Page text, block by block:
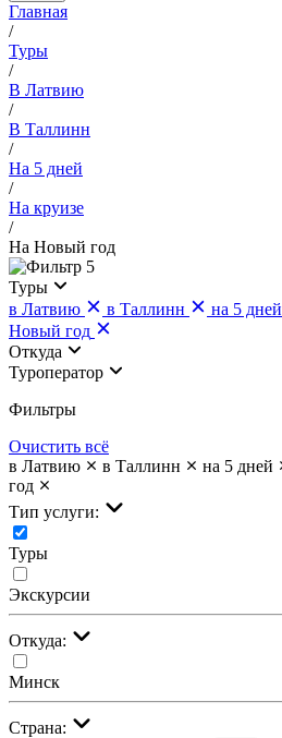
Главная
/
Туры
/
В Латвию
/
В Таллинн
/
На 5 дней
/
На круизе
/
На Новый год
5
Туры
в Латвию
в Таллинн на 5 дней
Новый год
Откуда
Туроператор
Фильтры
Очистить всё
в Латвию
в Таллинн на 5 дней
год
Тип услуги:
Туры
Экскурсии
Откуда:
Минск
Страна: